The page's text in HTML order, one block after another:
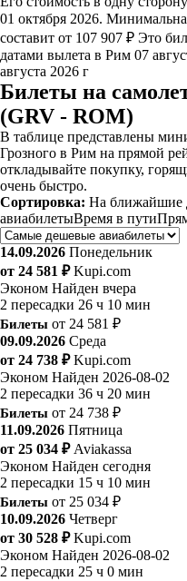
01 октября 2026.
составит от 107 907 ₽ Это
датами вылета в Рим 07
августа 2026 г
Билеты на
(GRV - ROM)
В таблице представлены
Грозного в Рим на прямой
откладывайте покупку,
очень быстро.
Сортировка: На ближайшие
авиабилетыВремя в пути
14.09.2026 Понедельник
от 24 581 ₽ Kupi.com
Эконом Найден вчера
2 пересадки 26 ч 10 мин
Билеты от 24 581 ₽
09.09.2026 Среда
от 24 738 ₽ Kupi.com
Эконом Найден 2026-08-02
2 пересадки 36 ч 20 мин
Билеты от 24 738 ₽
11.09.2026 Пятница
от 25 034 ₽ Aviakassa
Эконом Найден сегодня
2 пересадки 15 ч 10 мин
Билеты от 25 034 ₽
10.09.2026 Четверг
от 30 528 ₽ Kupi.com
Эконом Найден 2026-08-02
2 пересадки 25 ч 0 мин